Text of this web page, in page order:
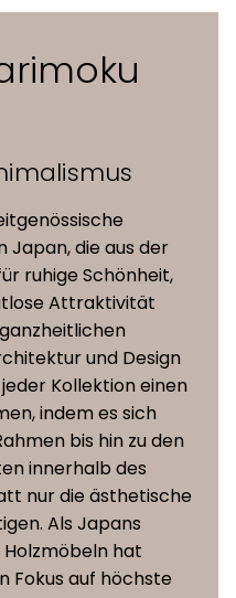
42 cm)
Eiche geräuchert,
Steelcut Trio 3,
65, Moss, Vidar 4, Coda
Papierkordel
Japan, die aus der
ruhige Schönheit,
Attraktivität
und Design
Kollektion einen
indem es sich
bis hin zu den
innerhalb des
nur die ästhetische
Als Japans
hat
Fokus auf höchste